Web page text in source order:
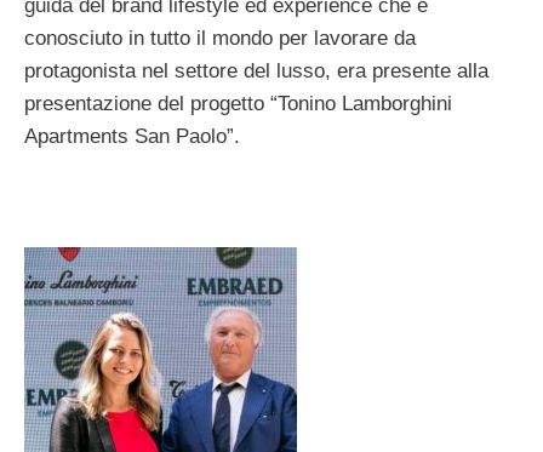
guida del brand lifestyle ed experience che è
conosciuto in tutto il mondo per lavorare da
protagonista nel settore del lusso, era presente alla
presentazione del progetto “Tonino Lamborghini
Apartments San Paolo”.